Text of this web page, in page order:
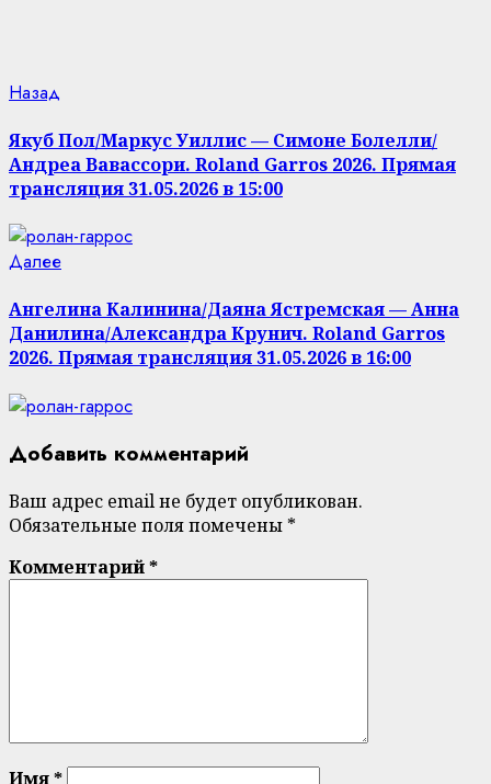
Продолжить
чтение
Назад
Якуб Пол/Маркус Уиллис — Симоне Болелли/
Андреа Вавассори. Roland Garros 2026. Прямая
трансляция 31.05.2026 в 15:00
ДалееСледующая
Ангелина Калинина/Даяна Ястремская — Анна
Данилина/Александра Крунич. Roland Garros
2026. Прямая трансляция 31.05.2026 в 16:00
Добавить комментарий
Ваш адрес email не будет опубликован.
Обязательные поля помечены *
Комментарий*
Имя*